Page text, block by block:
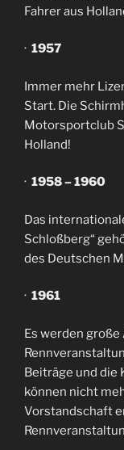
Fahrer aus
· 1957
Immer mehr
Start. Die
Motorsportclub
Holland!
· 1958 – 1960
Das
Schloßberg“
des Deutschen
· 1961
Es werden
Beiträge und die
können nicht
Vorstandschaft